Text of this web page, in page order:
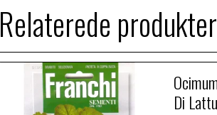
Relaterede produkter
Di